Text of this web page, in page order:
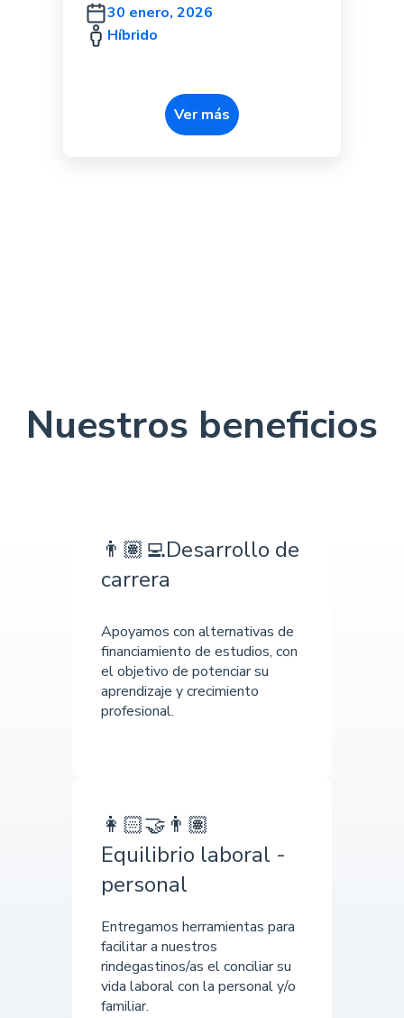
30 enero, 2026
Híbrido
Ver más
Nuestros beneficios
👨🏽‍💻Desarrollo de
carrera
Apoyamos con alternativas de
financiamiento de estudios, con
el objetivo de potenciar su
aprendizaje y crecimiento
profesional.
👩🏻‍🤝‍👨🏽
Equilibrio laboral -
personal
Entregamos herramientas para
facilitar a nuestros
rindegastinos/as el conciliar su
vida laboral con la personal y/o
familiar.